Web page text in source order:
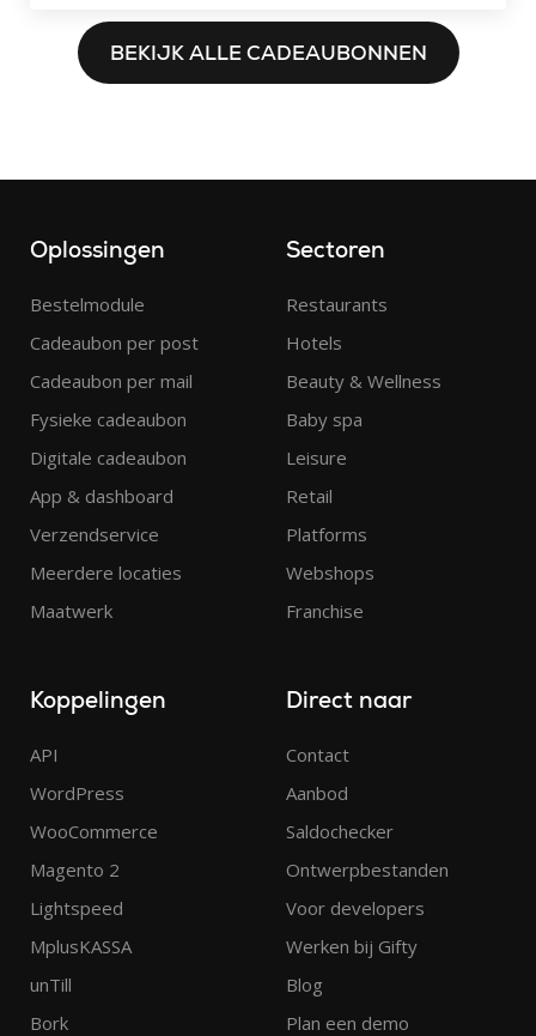
BEKIJK ALLE CADEAUBONNEN
Oplossingen
Bestelmodule
Cadeaubon per post
Cadeaubon per mail
Fysieke cadeaubon
Digitale cadeaubon
App & dashboard
Verzendservice
Meerdere locaties
Maatwerk
Sectoren
Restaurants
Hotels
Beauty & Wellness
Baby spa
Leisure
Retail
Platforms
Webshops
Franchise
Koppelingen
API
WordPress
WooCommerce
Magento 2
Lightspeed
MplusKASSA
unTill
Bork
Direct naar
Contact
Aanbod
Saldochecker
Ontwerpbestanden
Voor developers
Werken bij Gifty
Blog
Plan een demo